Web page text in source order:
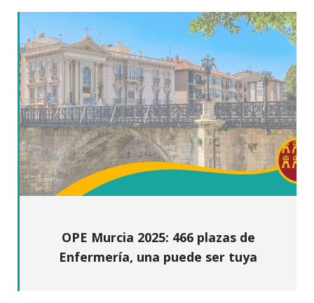
OPE Murcia 2025: 466 plazas de
Enfermería, una puede ser tuya